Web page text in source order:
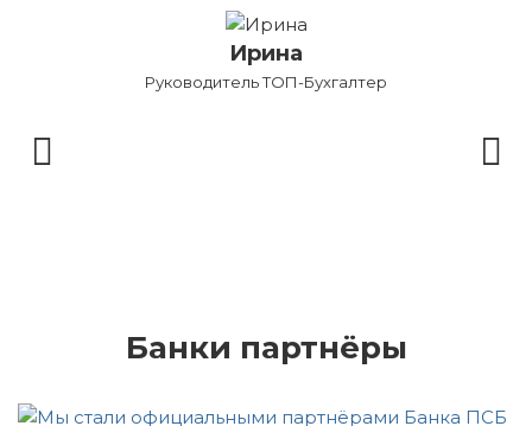
Ирина
Руководитель ТОП-Бухгалтер
Банки партнёры